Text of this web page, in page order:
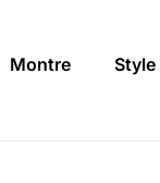
Montre Style